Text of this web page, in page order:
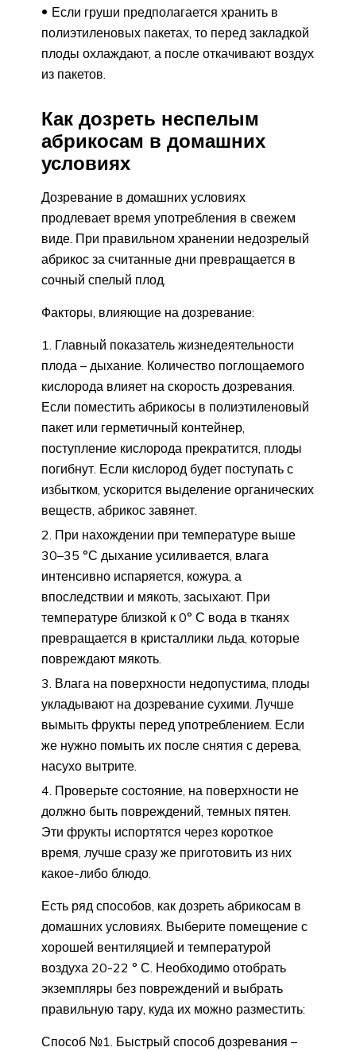
Если груши предполагается хранить в
полиэтиленовых пакетах, то перед закладкой
плоды охлаждают, а после откачивают воздух
из пакетов.
Как дозреть неспелым
абрикосам в домашних
условиях
Дозревание в домашних условиях
продлевает время употребления в свежем
виде. При правильном хранении недозрелый
абрикос за считанные дни превращается в
сочный спелый плод.
Факторы, влияющие на дозревание:
Главный показатель жизнедеятельности
плода – дыхание. Количество поглощаемого
кислорода влияет на скорость дозревания.
Если поместить абрикосы в полиэтиленовый
пакет или герметичный контейнер,
поступление кислорода прекратится, плоды
погибнут. Если кислород будет поступать с
избытком, ускорится выделение органических
веществ, абрикос завянет.
При нахождении при температуре выше
30–35 °С дыхание усиливается, влага
интенсивно испаряется, кожура, а
впоследствии и мякоть, засыхают. При
температуре близкой к 0° С вода в тканях
превращается в кристаллики льда, которые
повреждают мякоть.
Влага на поверхности недопустима, плоды
укладывают на дозревание сухими. Лучше
вымыть фрукты перед употреблением. Если
же нужно помыть их после снятия с дерева,
насухо вытрите.
Проверьте состояние, на поверхности не
должно быть повреждений, темных пятен.
Эти фрукты испортятся через короткое
время, лучше сразу же приготовить из них
какое-либо блюдо.
Есть ряд способов, как дозреть абрикосам в
домашних условиях. Выберите помещение с
хорошей вентиляцией и температурой
воздуха 20-22 ° С. Необходимо отобрать
экземпляры без повреждений и выбрать
правильную тару, куда их можно разместить:
Способ №1. Быстрый способ дозревания –